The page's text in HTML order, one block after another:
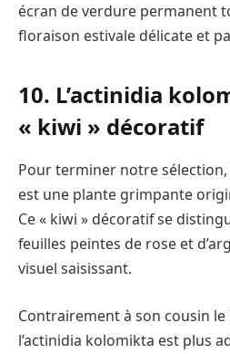
écran de verdure permanent
floraison estivale délicate et
10. L’actinidia
« kiwi » décoratif
Pour terminer notre sélection,
est une plante grimpante
Ce « kiwi » décoratif se
feuilles peintes de rose et
visuel saisissant.
Contrairement à son cousin
l’actinidia kolomikta est plus